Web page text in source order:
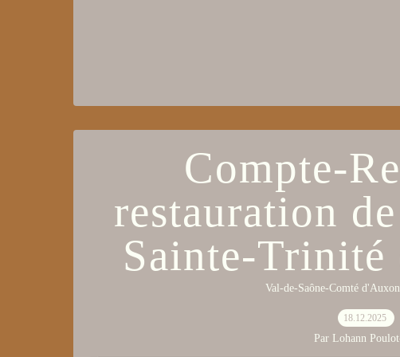
Compte-
restauration
Sainte-Trinité
Val-de-Saône-Comté
18.12.2025
Par Lohann